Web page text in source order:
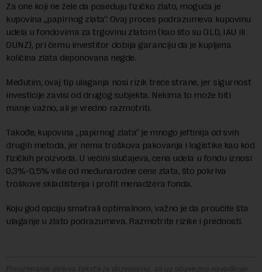
Za one koji ne žele da poseduju fizičko zlato, moguća je
kupovina „papirnog zlata“. Ovaj proces podrazumeva kupovinu
udela u fondovima za trgovinu zlatom (kao što su GLD, IAU ili
OUNZ), pri čemu investitor dobija garanciju da je kupljena
količina zlata deponovana negde.
Međutim, ovaj tip ulaganja nosi rizik treće strane, jer sigurnost
investicije zavisi od drugog subjekta. Nekima to može biti
manje važno, ali je vredno razmotriti.
Takođe, kupovina „papirnog zlata“ je mnogo jeftinija od svih
drugih metoda, jer nema troškova pakovanja i logistike kao kod
fizičkih proizvoda. U većini slučajeva, cena udela u fondu iznosi
0,3%-0,5% više od međunarodne cene zlata, što pokriva
troškove skladištenja i profit menadžera fonda.
Koju god opciju smatrali optimalnom, važno je da proučite šta
ulaganje u zlato podrazumeva. Razmotrite rizike i prednosti.
Preuzimanje delova teksta je dozvoljeno, ali uz obavezno navođenje